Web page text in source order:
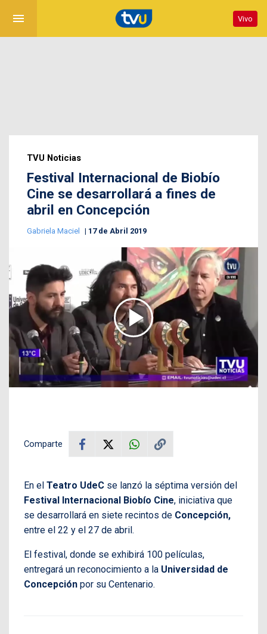
menu Vivo
TVU Noticias
Festival Internacional de Biobío
Cine se desarrollará a fines de
abril en Concepción
Gabriela Maciel 17 de Abril 2019
Comparte
En el Teatro UdeC se lanzó la séptima versión del
Festival Internacional Biobío Cine, iniciativa que
se desarrollará en siete recintos de Concepción,
entre el 22 y el 27 de abril.
El festival, donde se exhibirá 100 películas,
entregará un reconocimiento a la Universidad de
Concepción por su Centenario.